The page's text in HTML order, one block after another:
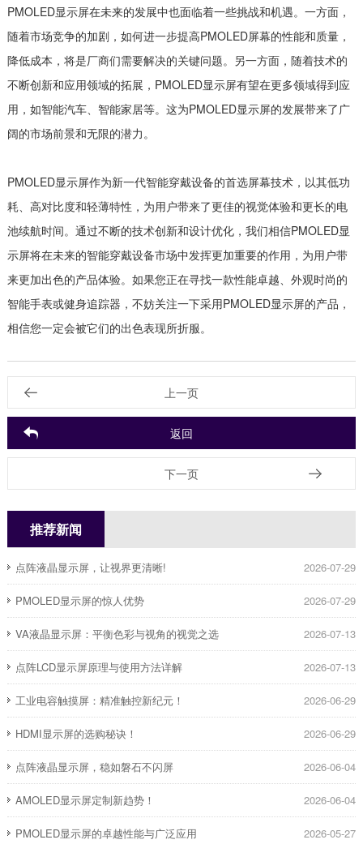
PMOLED显示屏在未来的发展中也面临着一些挑战和机遇。一方面，
随着市场竞争的加剧，如何进一步提高PMOLED屏幕的性能和质量，
降低成本，将是厂商们需要解决的关键问题。另一方面，随着技术的
不断创新和应用领域的拓展，PMOLED显示屏有望在更多领域得到应
用，如智能汽车、智能家居等。这为PMOLED显示屏的发展带来了广
阔的市场前景和无限的潜力。
PMOLED显示屏作为新一代智能穿戴设备的首选屏幕技术，以其低功
耗、高对比度和轻薄特性，为用户带来了更佳的视觉体验和更长的电
池续航时间。通过不断的技术创新和设计优化，我们相信PMOLED显
示屏将在未来的智能穿戴设备市场中发挥更加重要的作用，为用户带
来更加出色的产品体验。如果您正在寻找一款性能卓越、外观时尚的
智能手表或健身追踪器，不妨关注一下采用PMOLED显示屏的产品，
相信您一定会被它们的出色表现所折服。
上一页
返回
下一页
推荐新闻
2026-07-29
点阵液晶显示屏，让视界更清晰!
2026-07-29
PMOLED显示屏的惊人优势
2026-07-13
​VA液晶显示屏：平衡色彩与视角的视觉之选
2026-07-13
点阵LCD显示屏原理与使用方法详解
2026-06-29
​工业电容触摸屏：精准触控新纪元！
2026-06-29
HDMI显示屏的选购秘诀！
2026-06-04
点阵液晶显示屏，稳如磐石不闪屏
2026-06-04
AMOLED显示屏定制新趋势！
2026-05-27
PMOLED显示屏的卓越性能与广泛应用